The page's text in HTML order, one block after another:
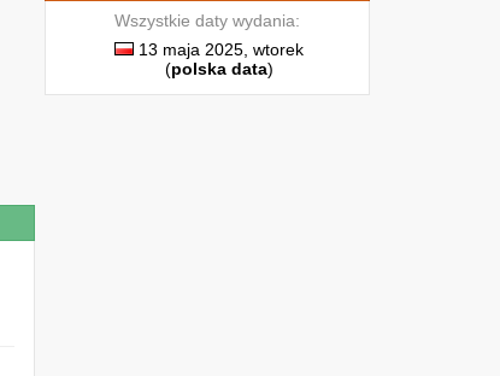
Wszystkie daty wydania:
13 maja 2025, wtorek
(polska data)